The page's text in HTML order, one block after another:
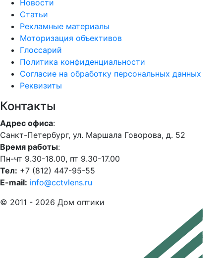
Новости
Статьи
Рекламные материалы
Моторизация объективов
Глоссарий
Политика конфиденциальности
Согласие на обработку персональных данных
Реквизиты
Контакты
Адрес офиса:
Санкт-Петербург, ул. Маршала Говорова, д. 52
Время работы:
Пн-чт 9.30-18.00, пт 9.30-17.00
Тел: +7 (812) 447-95-55
E-mail: info@cctvlens.ru
© 2011 - 2026 Дом оптики